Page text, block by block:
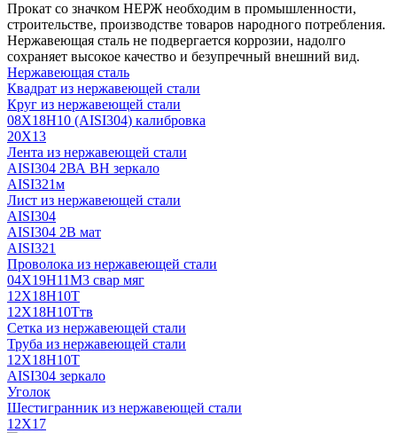
Прокат со значком НЕРЖ необходим в промышленности,
строительстве, производстве товаров народного потребления.
Нержавеющая сталь не подвергается коррозии, надолго
сохраняет высокое качество и безупречный внешний вид.
Нержавеющая сталь
Квадрат из нержавеющей стали
Круг из нержавеющей стали
08Х18Н10 (AISI304) калибровка
20Х13
Лента из нержавеющей стали
AISI304 2ВА ВН зеркало
AISI321м
Лист из нержавеющей стали
AISI304
AISI304 2В мат
AISI321
Проволока из нержавеющей стали
04Х19Н11М3 свар мяг
12Х18Н10Т
12Х18Н10Ттв
Сетка из нержавеющей стали
Труба из нержавеющей стали
12Х18Н10Т
AISI304 зеркало
Уголок
Шестигранник из нержавеющей стали
12Х17